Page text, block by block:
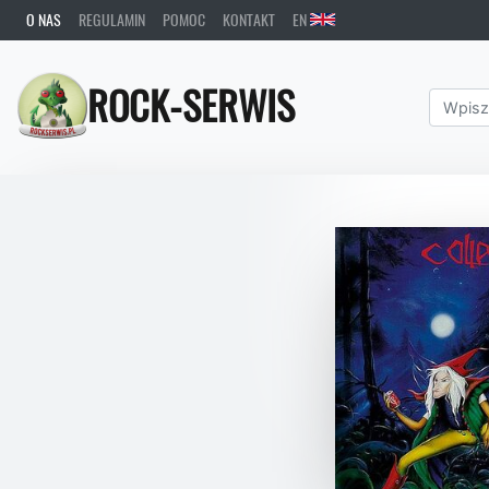
O NAS REGULAMIN POMOC KONTAKT EN
ROCK-SERWIS